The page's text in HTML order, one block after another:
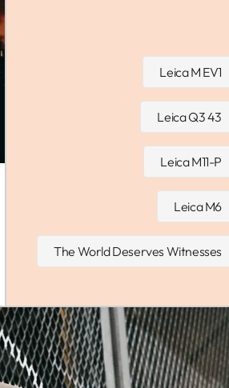
Leica M EV1
Leica Q3 43
Leica M11-P
Leica M6
The World Deserves Witnesses